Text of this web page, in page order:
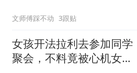
文师傅踩不动 3跟贴
女孩开法拉利去参加同学
聚会，不料竟被心机女冒